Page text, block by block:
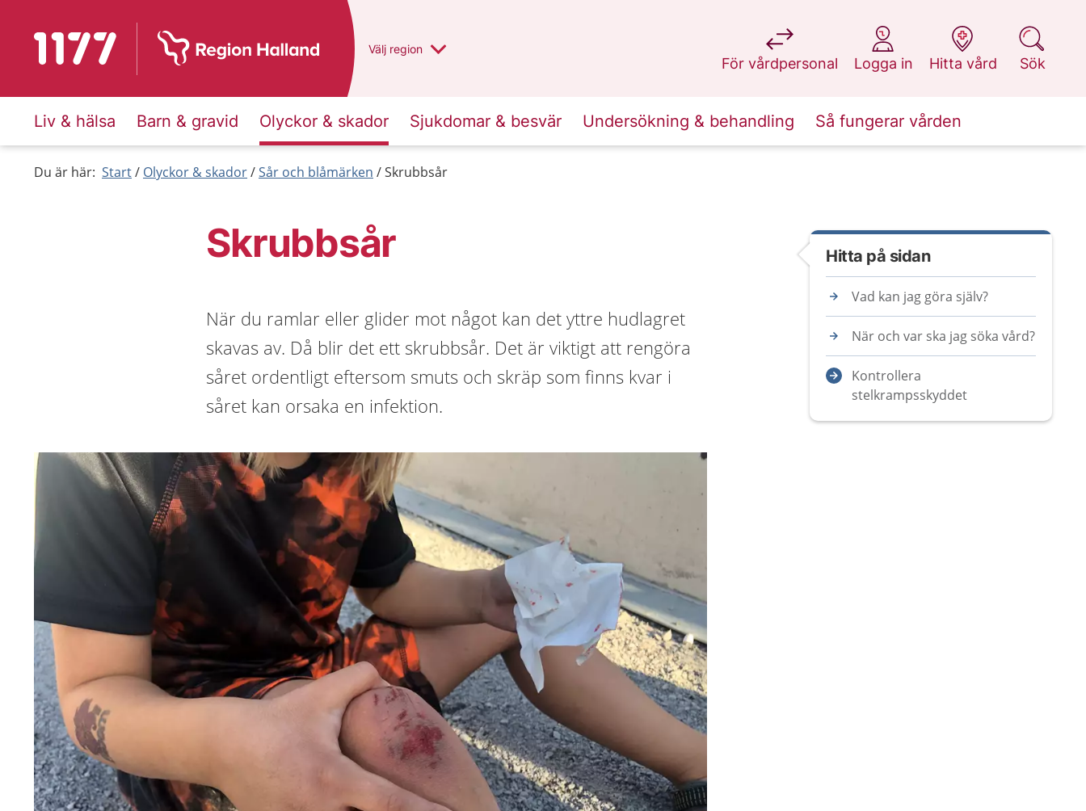
Till startsidan för 1177 Du har valt region
Välj en annan
region
För vårdpersonal
på 1177.se
Logga in
på 1177.se
Hitta vård
på 1177.se
Sök
på 1177.se
Liv & hälsa Barn & gravid Olyckor & skador Sjukdomar & besvär Undersökning & behandling Så fungerar vården
Du är här: Start Olyckor & skador Sår och blåmärken Skrubbsår
Skrubbsår
När du ramlar eller glider mot något kan det yttre hudlagret
skavas av. Då blir det ett skrubbsår. Det är viktigt att rengöra
såret ordentligt eftersom smuts och skräp som finns kvar i
såret kan orsaka en infektion.
Hitta på sidan
Vad kan jag göra själv?
När och var ska jag söka vård?
Kontrollera
stelkrampsskyddet